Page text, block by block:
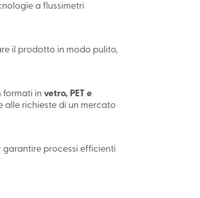
a flussimetri
il prodotto in modo pulito,
formati in vetro, PET e
alle richieste di un mercato
processi efficienti